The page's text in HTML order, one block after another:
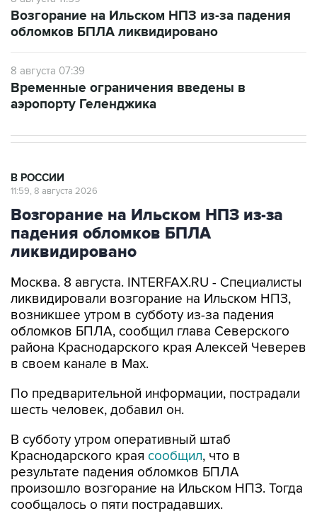
Возгорание на Ильском НПЗ из-за падения
обломков БПЛА ликвидировано
8 августа 07:39
Временные ограничения введены в
аэропорту Геленджика
В РОССИИ
11:59, 8 августа 2026
Возгорание на Ильском НПЗ из-за
падения обломков БПЛА
ликвидировано
Москва. 8 августа. INTERFAX.RU - Специалисты
ликвидировали возгорание на Ильском НПЗ,
возникшее утром в субботу из-за падения
обломков БПЛА, сообщил глава Северского
района Краснодарского края Алексей Чеверев
в своем канале в Max.
По предварительной информации, пострадали
шесть человек, добавил он.
В субботу утром оперативный штаб
Краснодарского края сообщил, что в
результате падения обломков БПЛА
произошло возгорание на Ильском НПЗ. Тогда
сообщалось о пяти пострадавших.